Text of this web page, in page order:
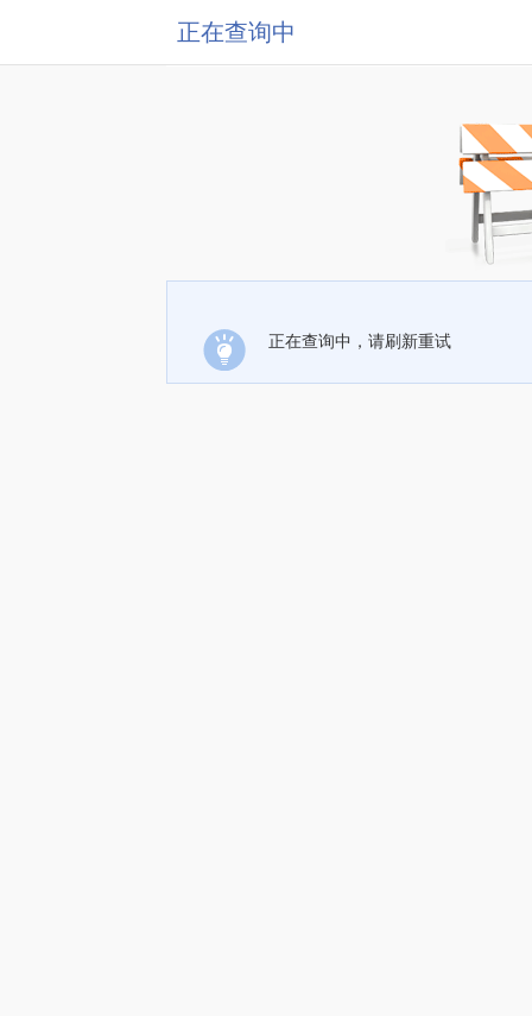
正在查询中
正在查询中，请刷新重试